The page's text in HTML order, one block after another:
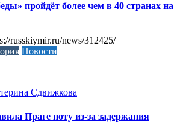
пройдёт более чем в 40 странах на
russkiymir.ru/news/312425/
Новости
Сдвижкова
Праге ноту из-за задержания